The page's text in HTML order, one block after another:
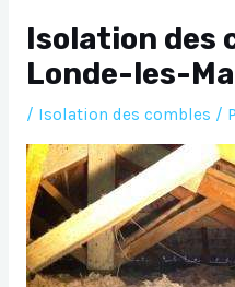
Isolation des
Londe-les-
/ Isolation des combles /